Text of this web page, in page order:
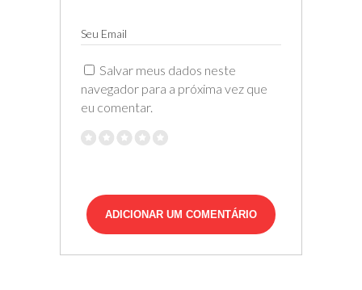
Seu Email
Salvar meus dados neste
navegador para a próxima vez que
eu comentar.